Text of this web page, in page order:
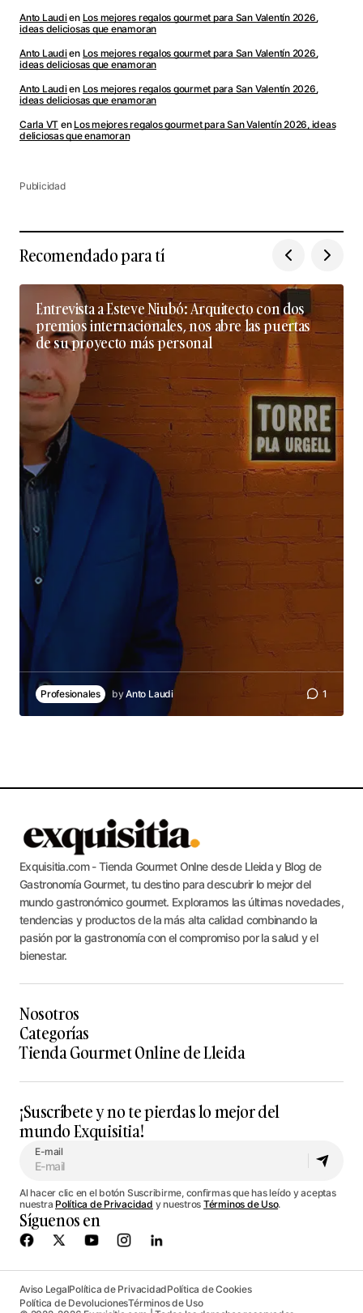
Anto Laudien Los mejores regalos gourmet para San Valentín 2026,
ideas deliciosas que enamoran
Anto Laudien Los mejores regalos gourmet para San Valentín 2026,
ideas deliciosas que enamoran
Anto Laudien Los mejores regalos gourmet para San Valentín 2026,
ideas deliciosas que enamoran
Carla VT en Los mejores regalos gourmet para San Valentín 2026, ideas
deliciosas que enamoran
Publicidad
Recomendado para tí
Entrevista a Esteve Niubó: Arquitecto con dos
premios internacionales, nos abre las puertas
de su proyecto más personal
Profesionales byAnto Laudi 1
Exquisitia.com - Tienda Gourmet Onlne desde Lleida y Blog de
Gastronomía Gourmet, tu destino para descubrir lo mejor del
mundo gastronómico gourmet. Exploramos las últimas novedades,
tendencias y productos de la más alta calidad combinando la
pasión por la gastronomía con el compromiso por la salud y el
bienestar.
Nosotros
Categorías
Tienda Gourmet Online de Lleida
¡Suscríbete y no te pierdas lo mejor del
mundo Exquisitia!
E-mail
Al hacer clic en el botón Suscribirme, confirmas que has leído y aceptas
nuestra Política de Privacidad y nuestros Términos de Uso.
Síguenos en
Aviso LegalPolítica de PrivacidadPolítica de Cookies
Política de DevolucionesTérminos de Uso